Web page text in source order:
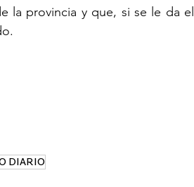
la provincia y que, si se le da el
DIARIO